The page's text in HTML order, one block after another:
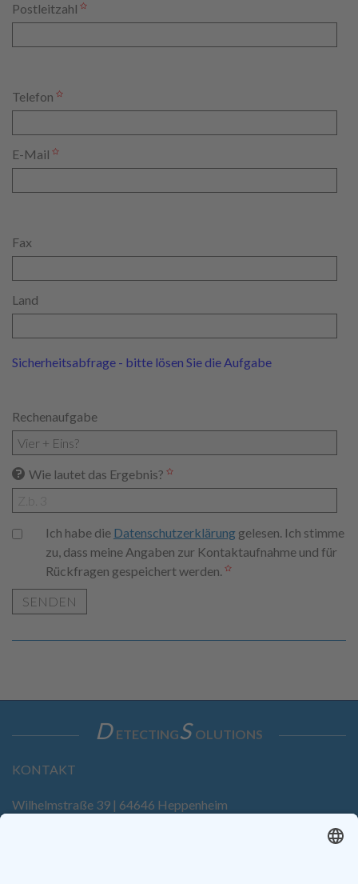
Postleitzahl
Telefon
E-Mail
Fax
Land
Sicherheitsabfrage - bitte lösen Sie die Aufgabe
Rechenaufgabe
Wie lautet das Ergebnis?
Ich habe die Datenschutzerklärunggelesen. Ich stimme
zu, dass meine Angaben zur Kontaktaufnahme und für
Rückfragen gespeichert werden.
SENDEN
D ETECTINGS OLUTIONS
KONTAKT
Wilhelmstraße 39 | 64646 Heppenheim